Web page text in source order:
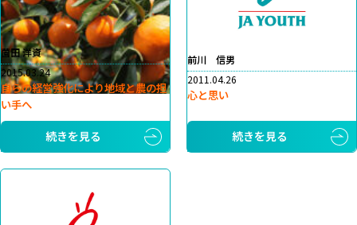
薗田 洋資
2015.03.24
自らの経営強化により地域と農の担
い手へ
続きを見る
前川 信男
2011.04.26
心と思い
続きを見る